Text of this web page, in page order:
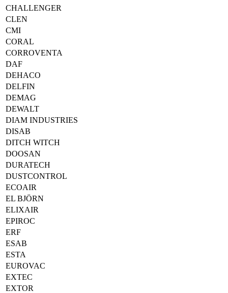
CHALLENGER
CLEN
CMI
CORAL
CORROVENTA
DAF
DEHACO
DELFIN
DEMAG
DEWALT
DIAM INDUSTRIES
DISAB
DITCH WITCH
DOOSAN
DURATECH
DUSTCONTROL
ECOAIR
EL BJÖRN
ELIXAIR
EPIROC
ERF
ESAB
ESTA
EUROVAC
EXTEC
EXTOR